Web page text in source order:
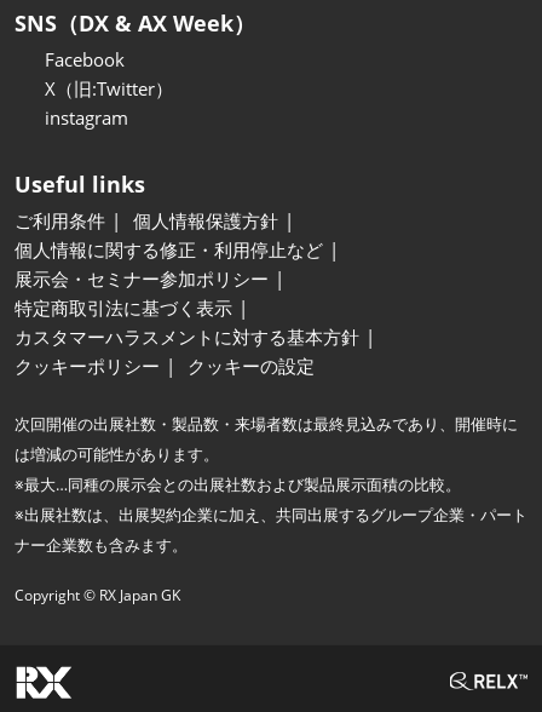
SNS（DX & AX Week）
Facebook
X（旧:Twitter）
instagram
Useful links
ご利用条件
個人情報保護方針
個人情報に関する修正・利用停止など
展示会・セミナー参加ポリシー
特定商取引法に基づく表示
カスタマーハラスメントに対する基本方針
クッキーポリシー
クッキーの設定
次回開催の出展社数・製品数・来場者数は最終見込みであり、開催時に
は増減の可能性があります。
※最大…同種の展示会との出展社数および製品展示面積の比較。
※出展社数は、出展契約企業に加え、共同出展するグループ企業・パート
ナー企業数も含みます。
Copyright © RX Japan GK